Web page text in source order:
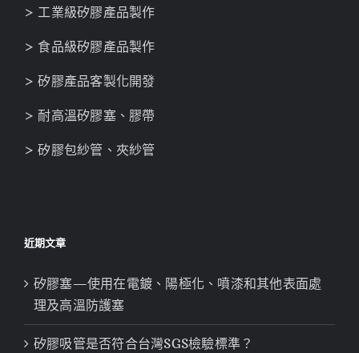
> 工業級矽膠產品製作
> 食品級矽膠產品製作
> 矽膠產品客製化開發
> 耐高溫矽膠塞、膠帶
> 矽膠包紗管、夾紗管
近期文章
矽膠塞—使用在電鍍、陽極化、噴漆和其他表面處
理及高溫防護塞
矽膠吸管是否符合台灣SGS檢驗標準？